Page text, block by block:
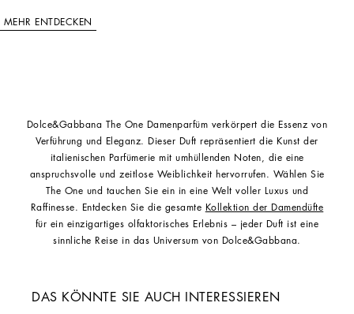
MEHR ENTDECKEN
Dolce&Gabbana The One Damenparfüm verkörpert die Essenz von
Verführung und Eleganz. Dieser Duft repräsentiert die Kunst der
italienischen Parfümerie mit umhüllenden Noten, die eine
anspruchsvolle und zeitlose Weiblichkeit hervorrufen. Wählen Sie
The One und tauchen Sie ein in eine Welt voller Luxus und
Raffinesse. Entdecken Sie die gesamte Kollektion der Damendüfte
für ein einzigartiges olfaktorisches Erlebnis – jeder Duft ist eine
sinnliche Reise in das Universum von Dolce&Gabbana.
DAS KÖNNTE SIE AUCH INTERESSIEREN